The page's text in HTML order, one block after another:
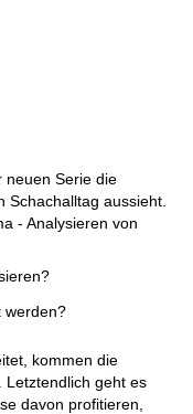
neuen Serie die
Schachalltag aussieht.
- Analysieren von
werden?
kommen die
Letztendlich geht es
davon profitieren,